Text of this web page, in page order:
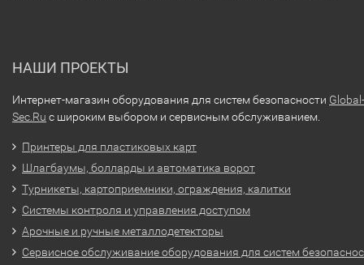
НАШИ ПРОЕКТЫ
Интернет-магазин оборудования для систем безопасности Global-
Sec.Ru с широким выбором и сервисным обслуживанием.
Принтеры для пластиковых карт
Шлагбаумы, болларды и автоматика ворот
Турникеты, картоприемники, ограждения, калитки
Системы контроля и управления доступом
Арочные и ручные металлодетекторы
Сервисное обслуживание оборудования для систем